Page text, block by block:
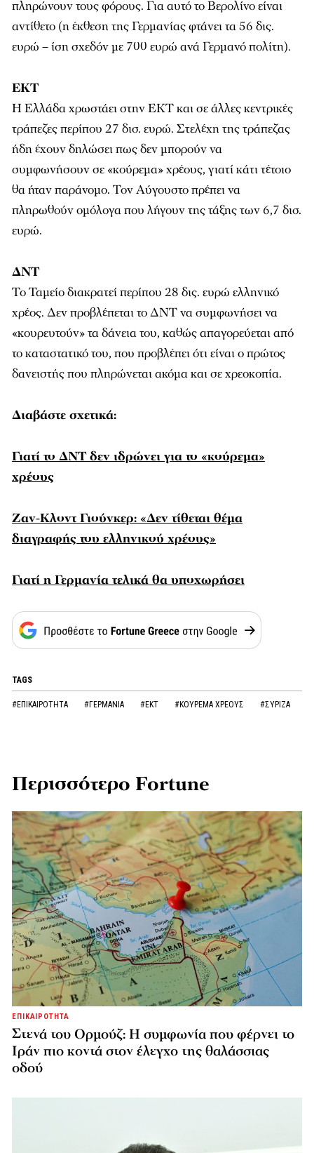
πληρώνουν τους φόρους. Για αυτό το Βερολίνο είναι
αντίθετο (η έκθεση της Γερμανίας φτάνει τα 56 δις.
ευρώ – ίση σχεδόν με 700 ευρώ ανά Γερμανό πολίτη).
ΕΚΤ
Η Ελλάδα χρωστάει στην ΕΚΤ και σε άλλες κεντρικές
τράπεζες περίπου 27 δισ. ευρώ. Στελέχη της τράπεζας
ήδη έχουν δηλώσει πως δεν μπορούν να
συμφωνήσουν σε «κούρεμα» χρέους, γιατί κάτι τέτοιο
θα ήταν παράνομο. Τον Αύγουστο πρέπει να
πληρωθούν ομόλογα που λήγουν της τάξης των 6,7 δισ.
ευρώ.
ΔΝΤ
Το Ταμείο διακρατεί περίπου 28 δις. ευρώ ελληνικό
χρέος. Δεν προβλέπεται το ΔΝΤ να συμφωνήσει να
«κουρευτούν» τα δάνεια του, καθώς απαγορεύεται από
το καταστατικό του, που προβλέπει ότι είναι ο πρώτος
δανειστής που πληρώνεται ακόμα και σε χρεοκοπία.
Διαβάστε σχετικά:
Γιατί το ΔΝΤ δεν ιδρώνει για το «κούρεμα»
χρέους
Ζαν-Κλοντ Γιούνκερ: «Δεν τίθεται θέμα
διαγραφής του ελληνικού χρέους»
Γιατί η Γερμανία τελικά θα υποχωρήσει
TAGS
#ΕΠΙΚΑΙΡΟΤΗΤΑ #ΓΕΡΜΑΝΙΑ #ΕΚΤ #ΚΟΥΡΕΜΑ ΧΡΕΟΥΣ #ΣΥΡΙΖΑ
Περισσότερο Fortune
ΕΠΙΚΑΙΡΟΤΗΤΑ
Στενά του Ορμούζ: Η συμφωνία που φέρνει το
Ιράν πιο κοντά στον έλεγχο της θαλάσσιας
οδού